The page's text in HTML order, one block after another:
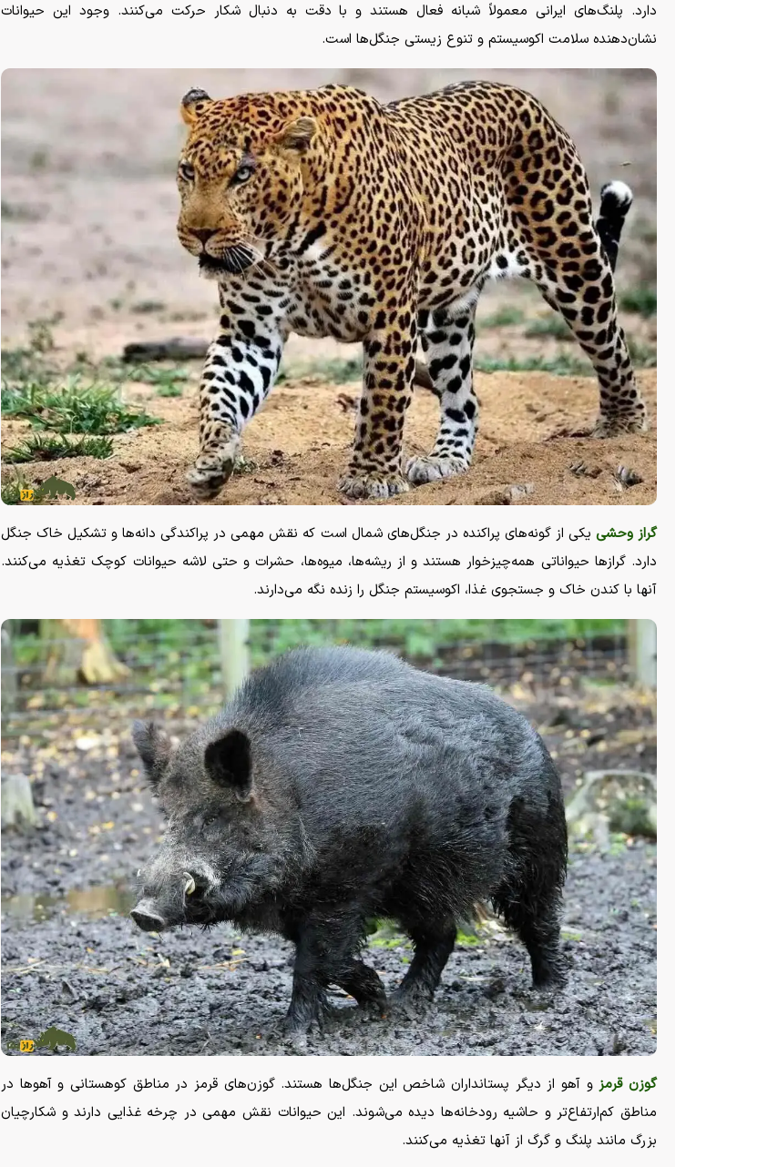
دارد. پلنگ‌های ایرانی معمولاً شبانه فعال هستند و با دقت به دنبال شکار حرکت می‌کنند. وجود این حیوانات
نشان‌دهنده سلامت اکوسیستم و تنوع زیستی جنگل‌ها است.
گراز وحشی یکی از گونه‌های پراکنده در جنگل‌های شمال است که نقش مهمی در پراکندگی دانه‌ها و تشکیل خاک جنگل
دارد. گراز‌ها حیواناتی همه‌چیزخوار هستند و از ریشه‌ها، میوه‌ها، حشرات و حتی لاشه حیوانات کوچک تغذیه می‌کنند.
آنها با کندن خاک و جستجوی غذا، اکوسیستم جنگل را زنده نگه می‌دارند.
گوزن قرمزو آهو از دیگر پستانداران شاخص این جنگل‌ها هستند. گوزن‌های قرمز در مناطق کوهستانی و آهو‌ها در
مناطق کم‌ارتفاع‌تر و حاشیه رودخانه‌ها دیده می‌شوند. این حیوانات نقش مهمی در چرخه غذایی دارند و شکارچیان
بزرگ مانند پلنگ و گرگ از آنها تغذیه می‌کنند.